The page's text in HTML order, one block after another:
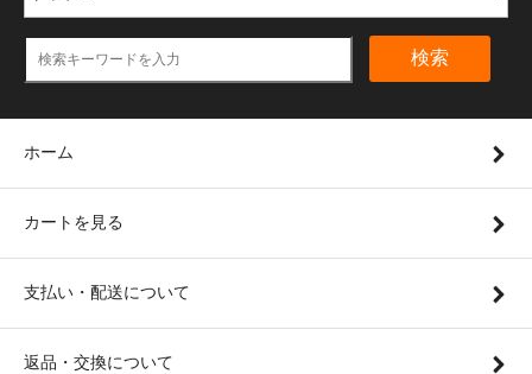
検索
ホーム
カートを見る
支払い・配送について
返品・交換について